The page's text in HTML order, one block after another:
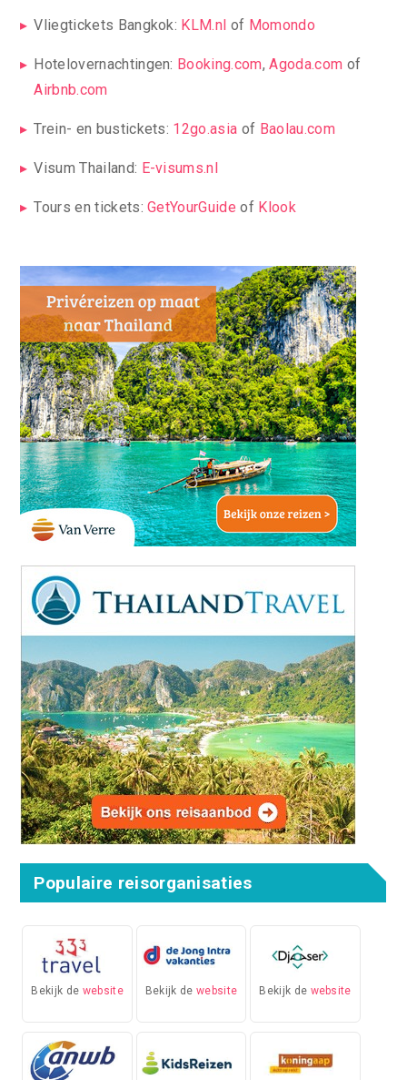
Vliegtickets Bangkok: KLM.nl of Momondo
Hotelovernachtingen: Booking.com,Agoda.com of
Airbnb.com
Trein- en bustickets: 12go.asia of Baolau.com
Visum Thailand: E-visums.nl
Tours en tickets:GetYourGuide of Klook
Populaire reisorganisaties
Bekijk de website Bekijk dewebsite Bekijk de website